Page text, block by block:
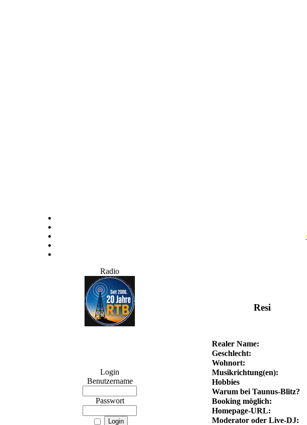
Radio
Login
Benutzername
Passwort
Resi
Realer Name:
Geschlecht:
Wohnort:
Musikrichtung(en):
Hobbies
Warum bei Taunus-Blitz?
Booking möglich:
Homepage-URL:
Moderator oder Live-DJ: